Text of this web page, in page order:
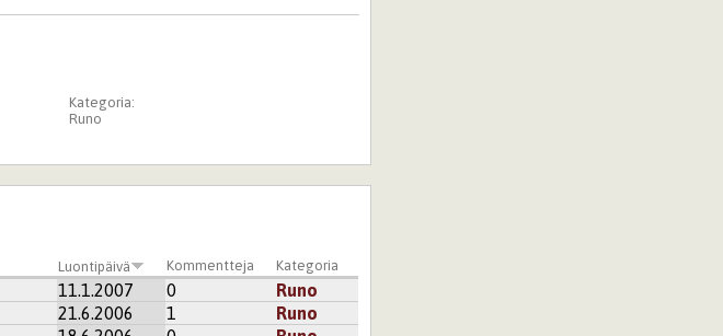
Kategoria:
Runo
Luontipäivä Kommentteja Kategoria
11.1.2007 0
Runo
21.6.2006 1
Runo